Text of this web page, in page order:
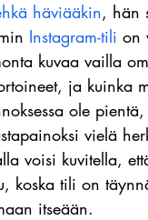
häviääkin, hän
Instagram-tili on
kuvaa vailla
ja kuinka
ole
vielä
voisi kuvitella,
koska tili on
itseään.